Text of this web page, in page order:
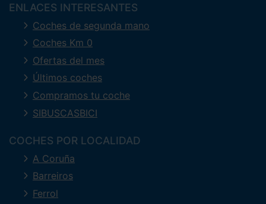
ENLACES INTERESANTES
Coches de segunda mano
Coches Km 0
Ofertas del mes
Últimos coches
Compramos tu coche
SIBUSCASBICI
COCHES POR LOCALIDAD
A Coruña
Barreiros
Ferrol